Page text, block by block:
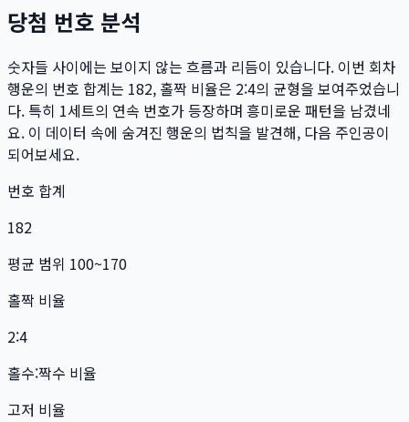
당첨 번호 분석
숫자들 사이에는 보이지 않는 흐름과 리듬이 있습니다. 이번 회차
행운의 번호 합계는 182, 홀짝 비율은 2:4의 균형을 보여주었습니
다. 특히 1세트의 연속 번호가 등장하며 흥미로운 패턴을 남겼네
요. 이 데이터 속에 숨겨진 행운의 법칙을 발견해, 다음 주인공이
되어보세요.
번호 합계
182
평균 범위 100~170
홀짝 비율
2:4
홀수:짝수 비율
고저 비율